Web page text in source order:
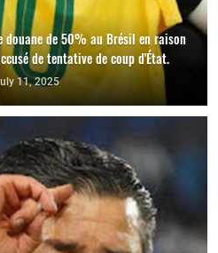
douane de 50% au Brésil en raison
de tentative de coup d'État.
11, 2025